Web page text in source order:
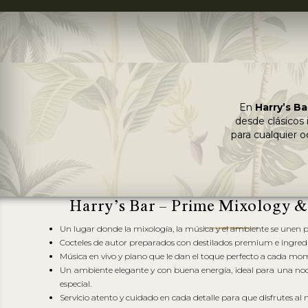
En Harry’s
desde
para cualquier
Harry’s Bar – Prime Mixology
⁠Un lugar donde la mixología, la música y el ambiente se unen
Cocteles de autor preparados con destilados premium e
⁠Música en vivo y piano que le dan el toque perfecto a cada
⁠Un ambiente elegante y con buena energía, ideal para una
especial.
Servicio atento y cuidado en cada detalle para que disfrutes al